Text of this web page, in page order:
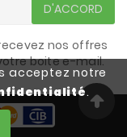
acceptez notre
.
D'ACCORD
nos offres
boite e-mail.